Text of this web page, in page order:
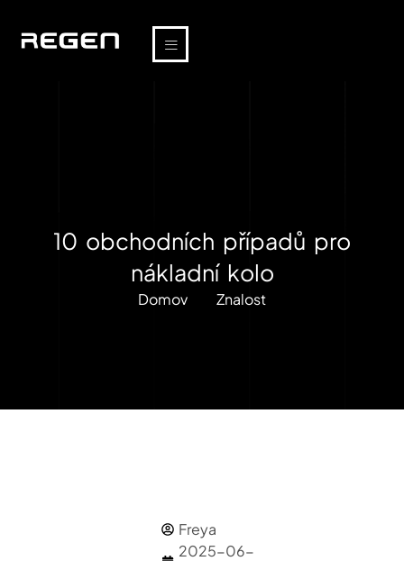
10 obchodních případů pro
nákladní kolo
Domov Znalost
Freya
2025-06-